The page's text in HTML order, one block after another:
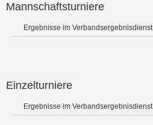
Mannschaftsturniere
Ergebnisse im Verbandsergebnisdienst
Einzelturniere
Ergebnisse im Verbandsergebnisdienst